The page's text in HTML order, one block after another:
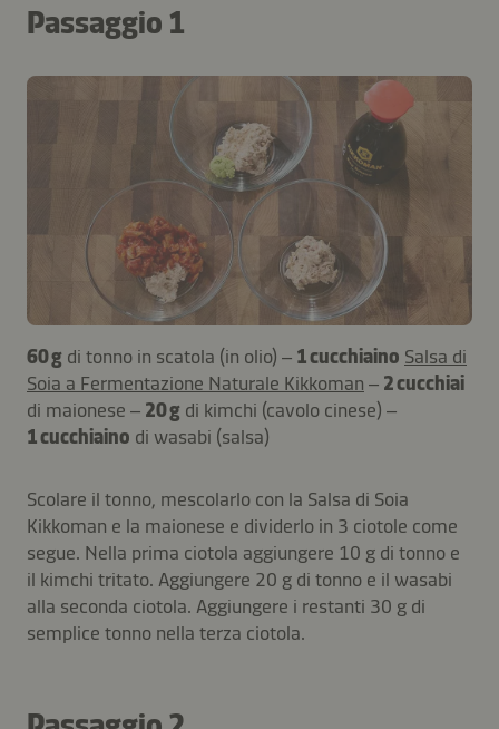
Passaggio 1
60 g di tonno in scatola (in olio) – 1 cucchiaino Salsa di
Soia a Fermentazione Naturale Kikkoman – 2 cucchiai
di maionese – 20 g di kimchi (cavolo cinese) –
1 cucchiaino di wasabi (salsa)
Scolare il tonno, mescolarlo con la Salsa di Soia
Kikkoman e la maionese e dividerlo in 3 ciotole come
segue. Nella prima ciotola aggiungere 10 g di tonno e
il kimchi tritato. Aggiungere 20 g di tonno e il wasabi
alla seconda ciotola. Aggiungere i restanti 30 g di
semplice tonno nella terza ciotola.